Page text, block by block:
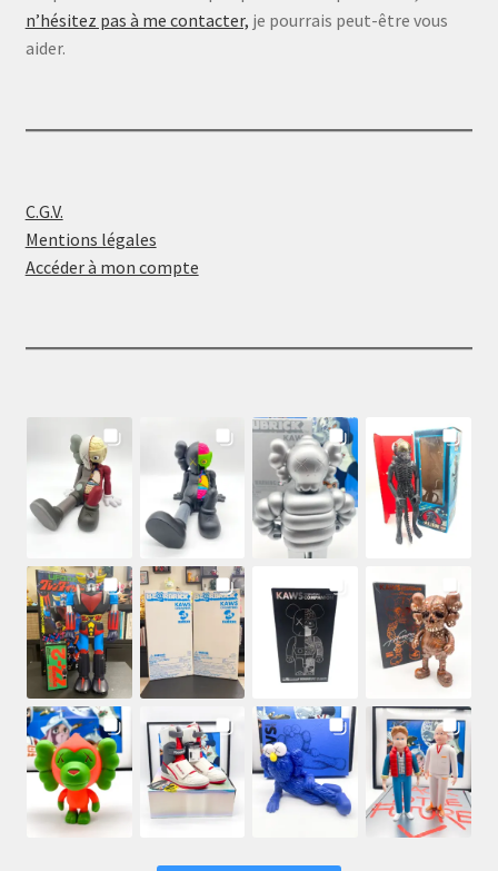
n’hésitez pas à me contacter, je pourrais peut-être vous
aider.
C.G.V.
Mentions légales
Accéder à mon compte